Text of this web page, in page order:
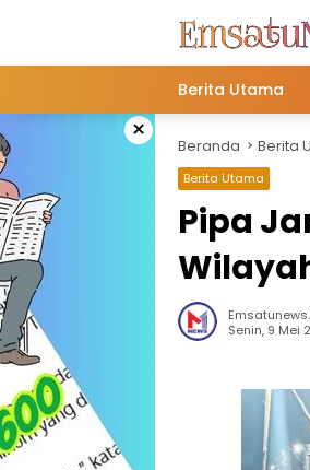
Berita Utama
× Beranda Berita
Berita Utama
Pipa
Senin, 9 Mei